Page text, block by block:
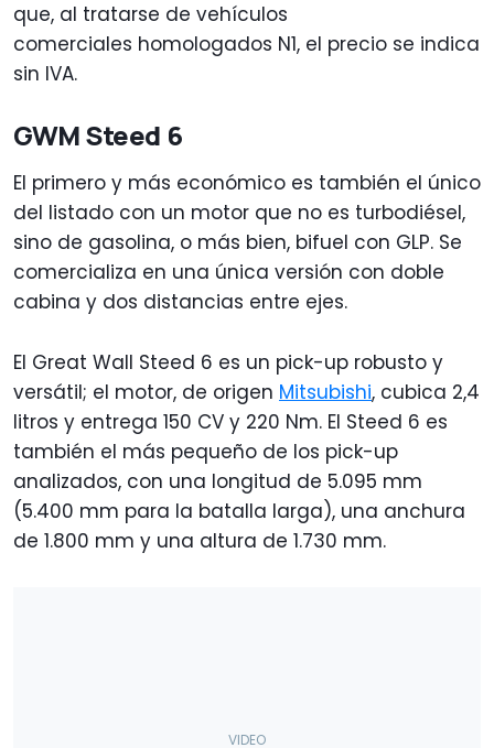
que, al tratarse de vehículos
comerciales homologados N1, el precio se indica
sin IVA.
GWM Steed 6
El primero y más económico es también el único
del listado con un motor que no es turbodiésel,
sino de gasolina, o más bien, bifuel con GLP. Se
comercializa en una única versión con doble
cabina y dos distancias entre ejes.
El Great Wall Steed 6 es un pick-up robusto y
versátil; el motor, de origen Mitsubishi, cubica 2,4
litros y entrega 150 CV y 220 Nm. El Steed 6 es
también el más pequeño de los pick-up
analizados, con una longitud de 5.095 mm
(5.400 mm para la batalla larga), una anchura
de 1.800 mm y una altura de 1.730 mm.